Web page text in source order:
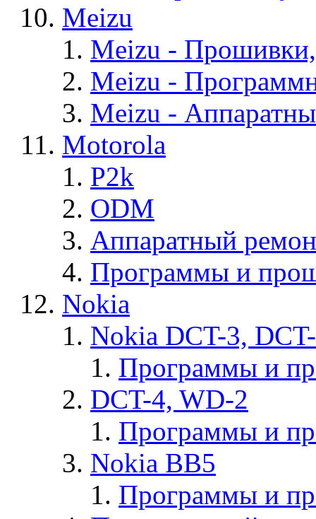
Meizu
Meizu -
Meizu -
Meizu -
Motorola
P2k
ODM
Аппаратный
Программы и
Nokia
Nokia DCT-3,
Программы и
DCT-4, WD-2
Программы и
Nokia BB5
Программы и